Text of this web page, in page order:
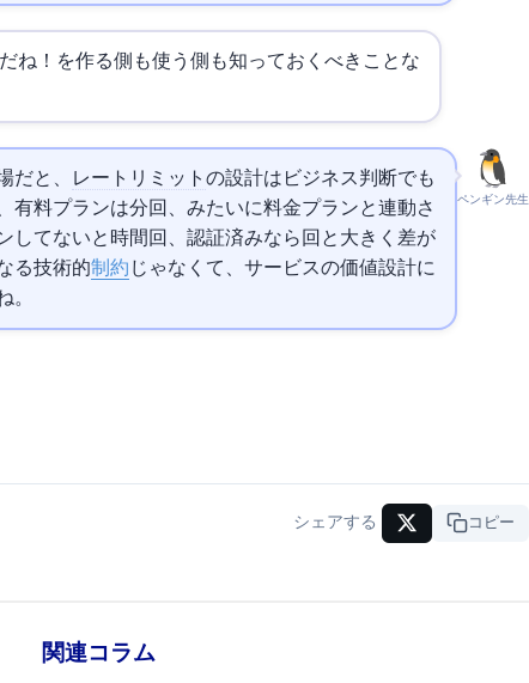
ね！ を作る側も使う側も知っておくべきことな
ペンギン先生
だと、 レートリミット の設計はビジネス判断でも
有料プランは1分1000回、みたいに料金プランと連動さ
してないと1時間60回、認証済みなら5000回と大きく差が
る技術的制約 じゃなくて、サービスの価値設計に
。
シェアする URLコピー
関連コラム